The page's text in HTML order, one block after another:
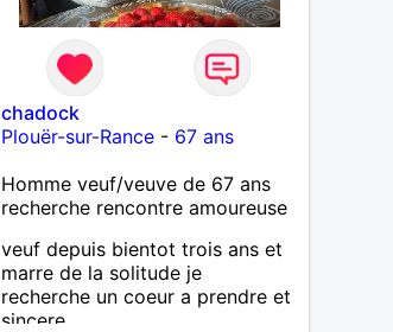
chadock
Plouër-sur-Rance- 67 ans
Homme veuf/veuve de 67 ans
recherche rencontre amoureuse
veuf depuis bientot trois ans et
marre de la solitude je
recherche un coeur a prendre et
sincere